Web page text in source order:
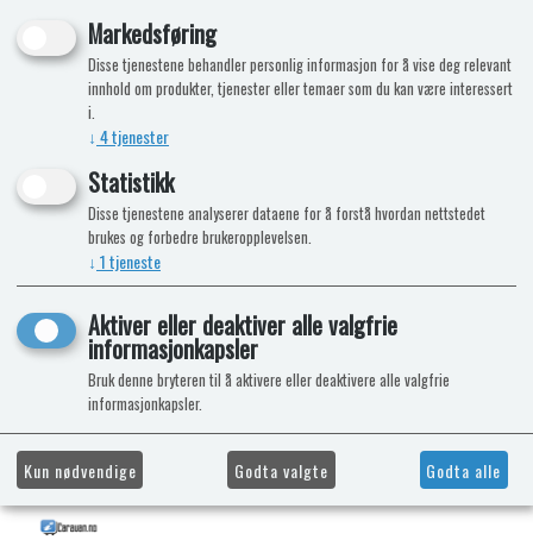
Markedsføring
Disse tjenestene behandler personlig informasjon for å vise deg relevant
innhold om produkter, tjenester eller temaer som du kan være interessert
i.
↓ 4tjenester
Statistikk
Disse tjenestene analyserer dataene for å forstå hvordan nettstedet
brukes og forbedre brukeropplevelsen.
↓ 1tjeneste
Aktiver eller deaktiver alle valgfrie
informasjonkapsler
Bruk denne bryteren til å aktivere eller deaktivere alle valgfrie
informasjonkapsler.
Kun nødvendige Godta valgte Godta alle